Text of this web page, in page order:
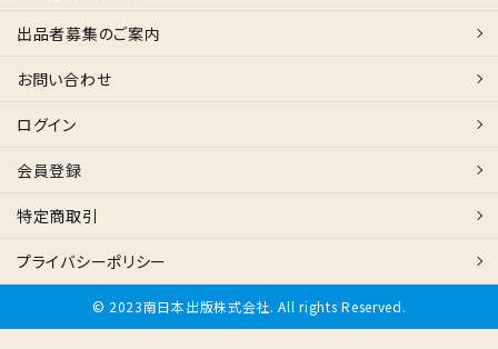
出品者募集のご案内
お問い合わせ
ログイン
会員登録
特定商取引
プライバシーポリシー
© 2023南日本出版株式会社. All rights Reserved.